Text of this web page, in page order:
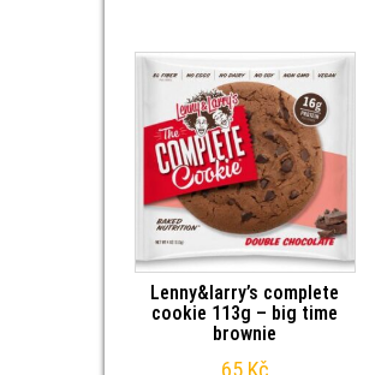
Lenny&larry’s complete
cookie 113g – big time
brownie
65 Kč